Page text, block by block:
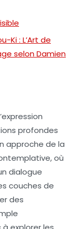
Ki : L’Art de
selon Damien
profondes
approche de la
où
dialogue
couches de
des